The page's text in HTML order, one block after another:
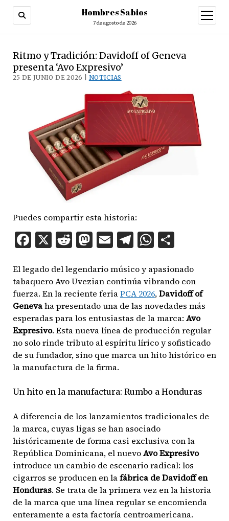
Hombres Sabios
7 de agosto de 2026
abrir
menú
Ritmo y Tradición: Davidoff of Geneva
presenta ‘Avo Expresivo’
25 DE JUNIO DE 2026 | NOTICIAS
Puedes compartir esta historia:
Facebook
X Reddit
Mastodon
EmailTelegram
El legado del legendario músico y apasionado
tabaquero Avo Uvezian continúa vibrando con
fuerza. En la reciente feriaPCA 2026,Davidoff of
Genevaha presentado una de las novedades más
esperadas para los entusiastas de la marca: Avo
Expresivo. Esta nueva línea de producción regular
no solo rinde tributo al espíritu lírico y sofisticado
de su fundador, sino que marca un hito histórico en
la manufactura de la firma.
Un hito en la manufactura: Rumbo a Honduras
A diferencia de los lanzamientos tradicionales de
la marca, cuyas ligas se han asociado
históricamente de forma casi exclusiva con la
República Dominicana, el nuevoAvo Expresivo
introduce un cambio de escenario radical: los
cigarros se producen en lafábrica de Davidoff en
Honduras. Se trata de la primera vez en la historia
de la marca que una línea regular se encomienda
enteramente a esta factoría centroamericana.